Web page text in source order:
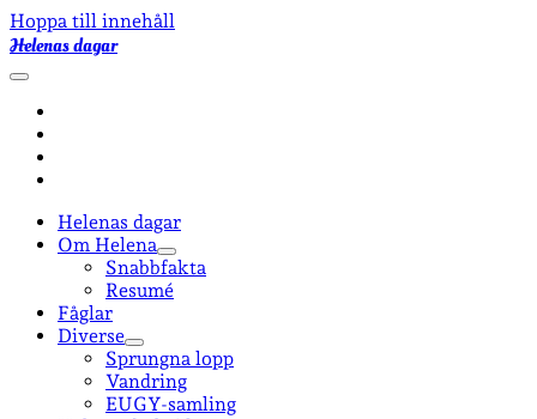
Hoppa till innehåll
Helenas dagar
öppna
Helenas dagar
Om Helena
öppna
undermeny
Snabbfakta
Resumé
Fåglar
Diverse
öppna
undermeny
Sprungna lopp
Vandring
EUGY-samling